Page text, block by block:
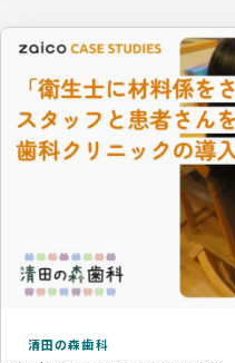
清田の森歯科